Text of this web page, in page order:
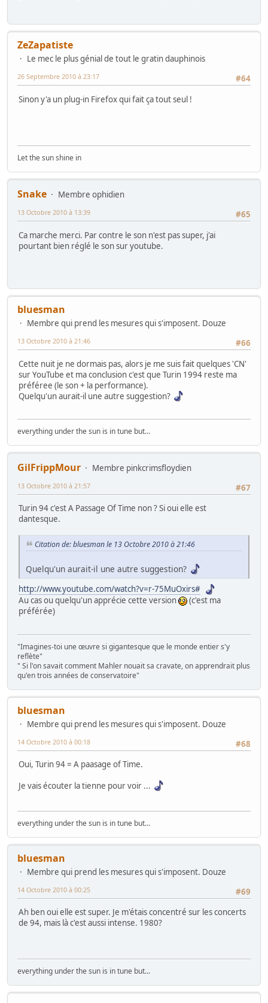
ZeZapatiste
Le mec le plus génial de tout le gratin dauphinois
#64
26 Septembre 2010 à 23:17
Sinon y'a un plug-in Firefox qui fait ça tout seul !
Let the sun shine in
Snake
Membre ophidien
#65
13 Octobre 2010 à 13:39
Ca marche merci. Par contre le son n'est pas super, j'ai
pourtant bien réglé le son sur youtube.
bluesman
Membre qui prend les mesures qui s'imposent. Douze
#66
13 Octobre 2010 à 21:46
Cette nuit je ne dormais pas, alors je me suis fait quelques 'CN'
sur YouTube et ma conclusion c'est que Turin 1994 reste ma
préféree (le son + la performance).
Quelqu'un aurait-il une autre suggestion?
everything under the sun is in tune but...
GilFrippMour
Membre pinkcrimsfloydien
#67
13 Octobre 2010 à 21:57
Turin 94 c'est A Passage Of Time non ? Si oui elle est
dantesque.
Citation de: bluesman le 13 Octobre 2010 à 21:46
Quelqu'un aurait-il une autre suggestion?
http://www.youtube.com/watch?v=r-75MuOxirs#
Au cas ou quelqu'un apprécie cette version
(c'est ma
préférée)
"Imagines-toi une œuvre si gigantesque que le monde entier s'y
reflète"
" Si l'on savait comment Mahler nouait sa cravate, on apprendrait plus
qu'en trois années de conservatoire"
bluesman
Membre qui prend les mesures qui s'imposent. Douze
#68
14 Octobre 2010 à 00:18
Oui, Turin 94 = A paasage of Time.
Je vais écouter la tienne pour voir ...
everything under the sun is in tune but...
bluesman
Membre qui prend les mesures qui s'imposent. Douze
#69
14 Octobre 2010 à 00:25
Ah ben oui elle est super. Je m'étais concentré sur les concerts
de 94, mais là c'est aussi intense. 1980?
everything under the sun is in tune but...